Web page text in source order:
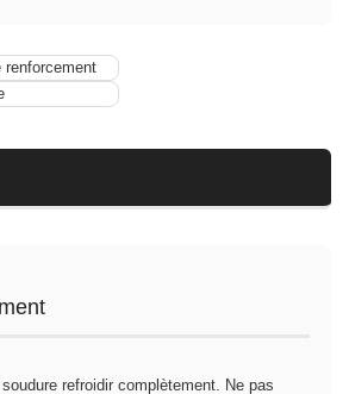
refroidir complètement. Ne pas